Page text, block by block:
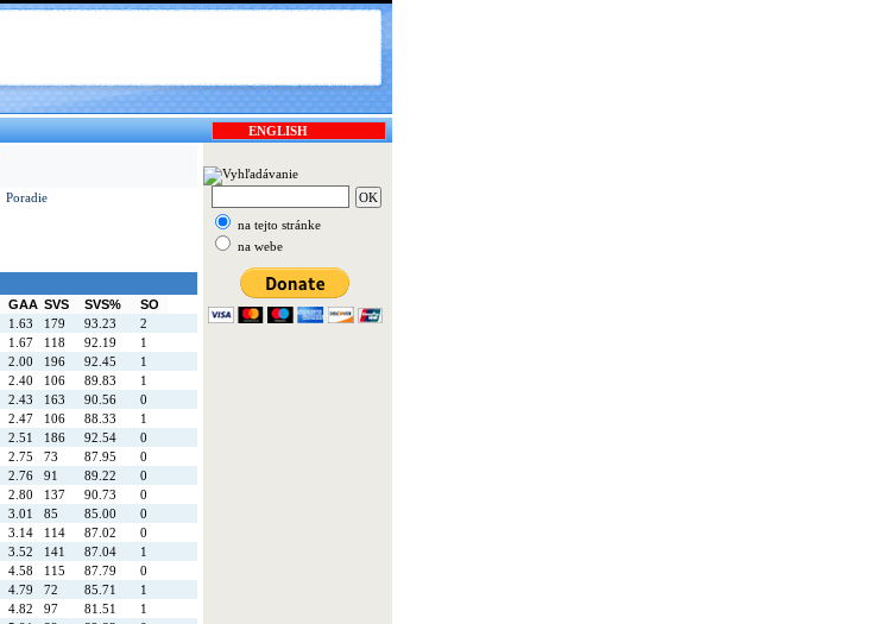
ENGLISH
Poradie
GAA SVS SVS%
SO
1.63 179 93.23
2
1.67 118 92.19
1
2.00 196 92.45
1
2.40 106 89.83
1
2.43 163 90.56
0
2.47 106 88.33
1
2.51 186 92.54
0
2.75 73 87.95
0
2.76 91 89.22
0
2.80 137 90.73
0
3.01 85 85.00
0
3.14 114 87.02
0
3.52 141 87.04
1
4.58 115 87.79
0
4.79 72 85.71
1
4.82 97 81.51
1
na tejto stránke
na webe